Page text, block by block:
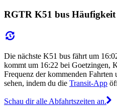
RGTR K51 bus Häufigkeit
Die nächste K51 bus fährt um
kommt um 16:22 bei Goetzingen,
Frequenz der kommenden Fahrten
sehen, indem du die Transit-App
Schau dir alle Abfahrtszeiten an.